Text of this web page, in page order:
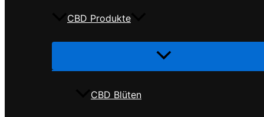
CBD Produkte
Menü
CBD Blüten